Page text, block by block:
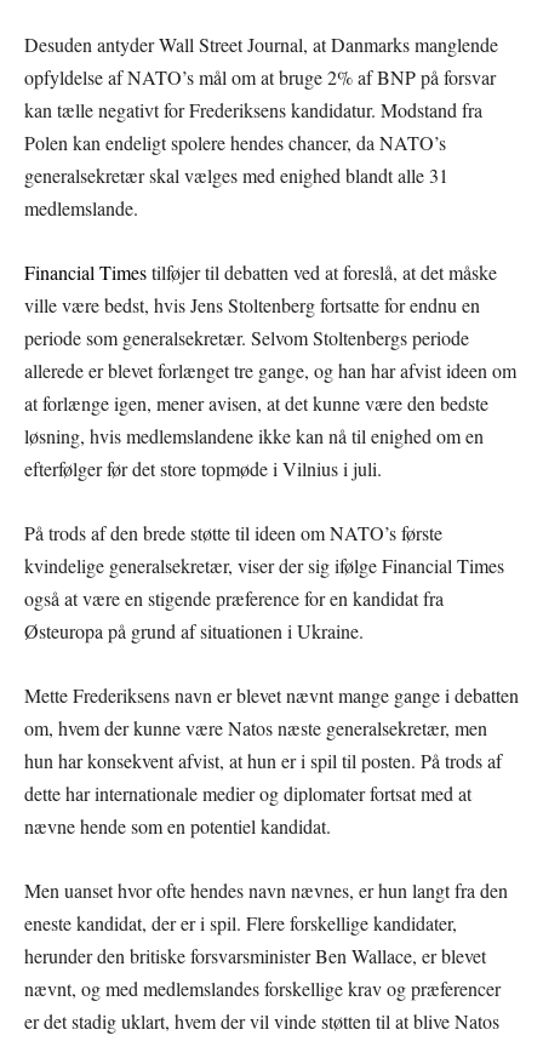
Desuden antyder Wall Street Journal, at Danmarks manglende
opfyldelse af NATO’s mål om at bruge 2% af BNP på forsvar
kan tælle negativt for Frederiksens kandidatur. Modstand fra
Polen kan endeligt spolere hendes chancer, da NATO’s
generalsekretær skal vælges med enighed blandt alle 31
medlemslande.
Financial Timestilføjer til debatten ved at foreslå, at det måske
ville være bedst, hvis Jens Stoltenberg fortsatte for endnu en
periode som generalsekretær. Selvom Stoltenbergs periode
allerede er blevet forlænget tre gange, og han har afvist ideen om
at forlænge igen, mener avisen, at det kunne være den bedste
løsning, hvis medlemslandene ikke kan nå til enighed om en
efterfølger før det store topmøde i Vilnius i juli.
På trods af den brede støtte til ideen om NATO’s første
kvindelige generalsekretær, viser der sig ifølge Financial Times
også at være en stigende præference for en kandidat fra
Østeuropa på grund af situationen i Ukraine.
Mette Frederiksens navn er blevet nævnt mange gange i debatten
om, hvem der kunne være Natos næste generalsekretær, men
hun har konsekvent afvist, at hun er i spil til posten. På trods af
dette har internationale medier og diplomater fortsat med at
nævne hende som en potentiel kandidat.
Men uanset hvor ofte hendes navn nævnes, er hun langt fra den
eneste kandidat, der er i spil. Flere forskellige kandidater,
herunder den britiske forsvarsminister Ben Wallace, er blevet
nævnt, og med medlemslandes forskellige krav og præferencer
er det stadig uklart, hvem der vil vinde støtten til at blive Natos